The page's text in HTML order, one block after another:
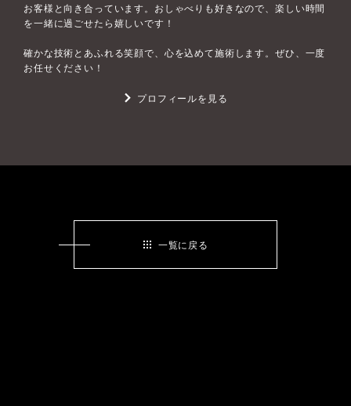
お客様と向き合っています。おしゃべりも好きなので、楽しい時間
を一緒に過ごせたら嬉しいです！
確かな技術とあふれる笑顔で、心を込めて施術します。ぜひ、一度
お任せください！
プロフィールを見る
一覧に戻る